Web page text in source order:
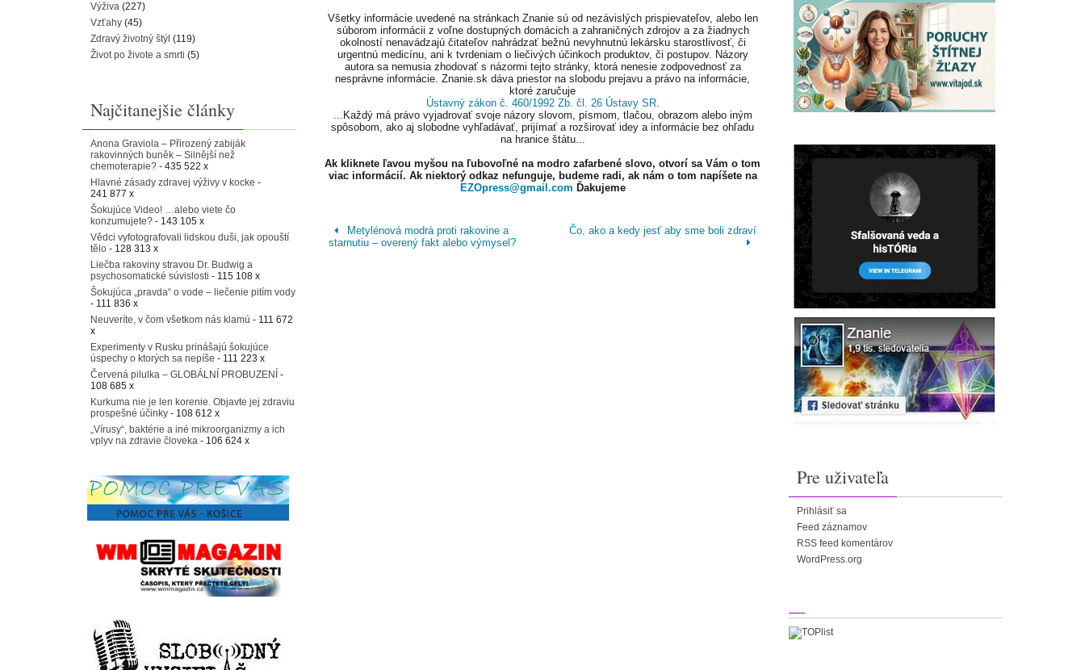
Všetky informácie uvedené na stránkach Znanie sú od nezávislých prispievateľov, alebo len
súborom informácii z voľne dostupných domácich a zahraničných zdrojov a za žiadnych
okolností nenavádzajú čitateľov nahrádzať bežnú nevyhnutnú lekársku starostlivosť, či
urgentnú medicínu, ani k tvrdeniam o liečivých účinkoch produktov, či postupov. Názory
autora sa nemusia zhodovať s názormi tejto stránky, ktorá nenesie zodpovednosť za
nesprávne informácie. Znanie.sk dáva priestor na slobodu prejavu a právo na informácie,
ktoré zaručuje
Ústavný zákon č. 460/1992 Zb. čl. 26 Ústavy SR.
...Každý má právo vyjadrovať svoje názory slovom, písmom, tlačou, obrazom alebo iným
spôsobom, ako aj slobodne vyhľadávať, prijímať a rozširovať idey a informácie bez ohľadu
na hranice štátu...
Ak kliknete ľavou myšou na ľubovoľné na modro zafarbené slovo, otvorí sa Vám o tom
viac informácií. Ak niektorý odkaz nefunguje, budeme radi, ak nám o tom napíšete na
EZOpress@gmail.com Ďakujeme
Metylénová modrá proti rakovine a
starnutiu – overený fakt alebo výmysel?
Čo, ako a kedy jesť aby sme boli zdraví
Výživa (227)
Vzťahy (45)
Zdravý životný štýl (119)
Život po živote a smrti (5)
Najčitanejšie články
Anona Graviola – Přirozený zabiják
rakovinných buněk – Silnější než
chemoterapie? - 435 522 x
Hlavné zásady zdravej výživy v kocke -
241 877 x
Šokujúce Video! …alebo viete čo
konzumujete? - 143 105 x
Vědci vyfotografovali lidskou duši, jak opouští
tělo - 128 313 x
Liečba rakoviny stravou Dr. Budwig a
psychosomatické súvislosti - 115 108 x
Šokujúca „pravda“ o vode – liečenie pitím vody
- 111 836 x
Neuveríte, v čom všetkom nás klamú - 111 672
x
Experimenty v Rusku prinášajú šokujúce
úspechy o ktorých sa nepíše - 111 223 x
Červená pilulka – GLOBÁLNÍ PROBUZENÍ -
108 685 x
Kurkuma nie je len korenie. Objavte jej zdraviu
prospešné účinky - 108 612 x
„Vírusy“, baktérie a iné mikroorganizmy a ich
vplyv na zdravie človeka - 106 624 x
Pre uživateľa
Prihlásiť sa
Feed záznamov
RSS feed komentárov
WordPress.org